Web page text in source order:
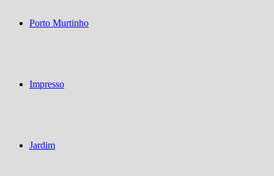
Porto Murtinho
Impresso
Jardim